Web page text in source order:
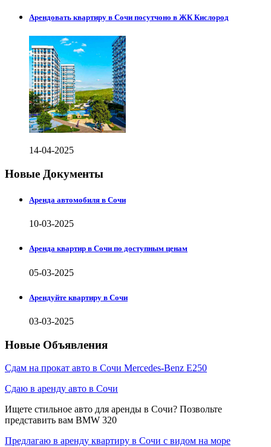
Арендовать квартиру в Сочи посутчоно в ЖК Кислород
14-04-2025
Новые Документы
Аренда автомобиля в Сочи
10-03-2025
Аренда квартир в Сочи по доступным ценам
05-03-2025
Арендуйте квартиру в Сочи
03-03-2025
Новые Объявления
Сдам на прокат авто в Сочи Mercedes-Benz E250
Сдаю в аренду авто в Сочи
Ищете стильное авто для аренды в Сочи? Позвольте
представить вам BMW 320
Предлагаю в аренду квартиру в Сочи с видом на море